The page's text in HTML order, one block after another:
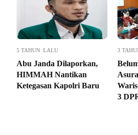
5 TAHUN LALU
Abu Janda Dilaporkan,
HIMMAH Nantikan
Ketegasan Kapolri Baru
3
3